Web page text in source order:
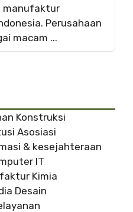
manufaktur
Perusahaan
macam ...
Konstruksi
Asosiasi
& kesejahteraan
IT
Kimia
Desain